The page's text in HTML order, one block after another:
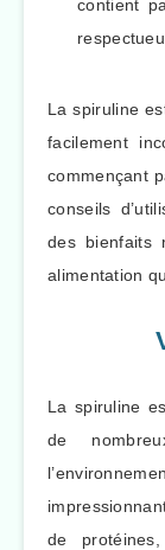
contient
La spiruline
facilement
commençant
conseils
des bienfaits
alimentation
La spiruline
de
de